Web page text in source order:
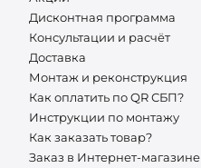
Дисконтная программа
Консультации и расчёт
Доставка
Монтаж и реконструкция
Как оплатить по QR СБП?
Инструкции по монтажу
Как заказать товар?
Заказ в Интернет-магазине